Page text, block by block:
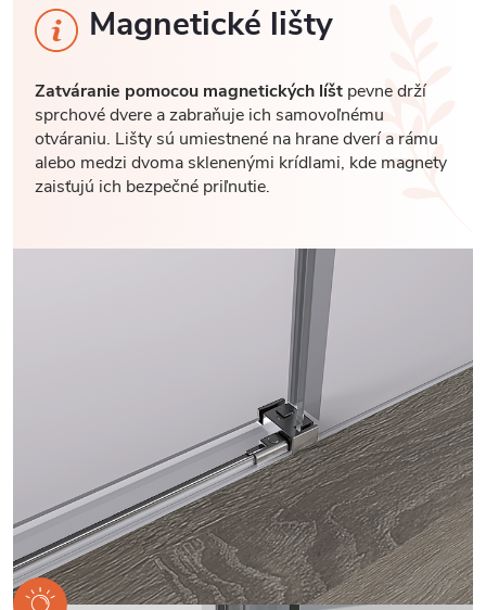
Magnetické lišty
Zatváranie pomocou magnetických líšt pevne drží
sprchové dvere a zabraňuje ich samovoľnému
otváraniu. Lišty sú umiestnené na hrane dverí a rámu
alebo medzi dvoma sklenenými krídlami, kde magnety
zaisťujú ich bezpečné priľnutie.